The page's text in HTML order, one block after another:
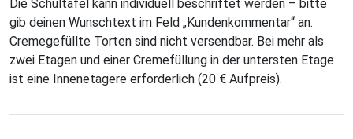
Die Schultafel kann individuell beschriftet werden – bitte
gib deinen Wunschtext im Feld „Kundenkommentar“ an.
Cremegefüllte Torten sind nicht versendbar. Bei mehr als
zwei Etagen und einer Cremefüllung in der untersten Etage
ist eine Innenetagere erforderlich (20 € Aufpreis).